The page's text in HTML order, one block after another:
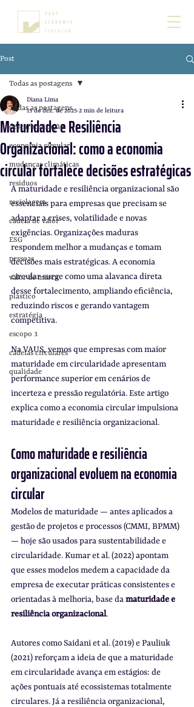
Post
Todas as postagens
descarbonização
economia circular
mudanças climáticas
residuos
reciclagem
cadeia de valor
ESG
pessoas
valor de marca
plástico
estratégia
escopo 3
cadeias circulares
qualidade
Todas as postagens
Maturidade e Resiliência
Organizacional: como a economia
circular fortalece decisões estratégicas
Diana Lima
15 de dez. de 2025 2 min de leitura
A maturidade e resiliência organizacional são
essenciais para empresas que precisam se
adaptar a crises, volatilidade e novas
exigências. Organizações maduras
respondem melhor a mudanças e tomam
decisões mais estratégicas. A economia
circular surge como uma alavanca direta
desse fortalecimento, ampliando eficiência,
reduzindo riscos e gerando vantagem
competitiva.
Na VAUS, vemos que empresas com maior
maturidade em circularidade apresentam
performance superior em cenários de
incerteza e pressão regulatória. Este artigo
explica como a economia circular impulsiona
maturidade e resiliência organizacional.
Como maturidade e resiliência
organizacional evoluem na economia
circular
Modelos de maturidade — antes aplicados a
gestão de projetos e processos (CMMI, BPMM)
— hoje são usados para sustentabilidade e
circularidade. Kumar et al. (2022) apontam
que esses modelos medem a capacidade da
empresa de executar práticas consistentes e
orientadas à melhoria, base da maturidade e
resiliência organizacional.
Autores como Saidani et al. (2019) e Pauliuk
(2021) reforçam a ideia de que a maturidade
em circularidade avança em estágios: de
ações pontuais até ecossistemas totalmente
circulares. Já a resiliência organizacional,